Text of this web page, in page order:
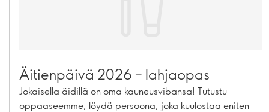
Äitienpäivä 2026 – lahjaopas
Jokaisella äidillä on oma kauneusvibansa! Tutustu
oppaaseemme, löydä persoona, joka kuulostaa eniten